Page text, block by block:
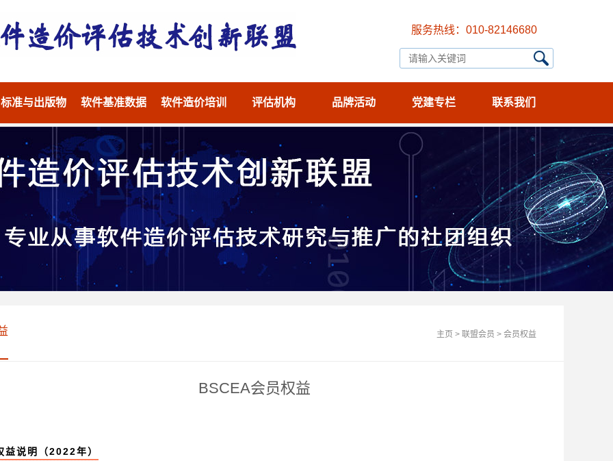
服务热线：010-82146680
标准与出版物 软件基准数据 软件造价培训 评估机构 品牌活动 党建专栏 联系我们
主页 > 联盟会员 > 会员权益
BSCEA会员权益
益说明（2022年）